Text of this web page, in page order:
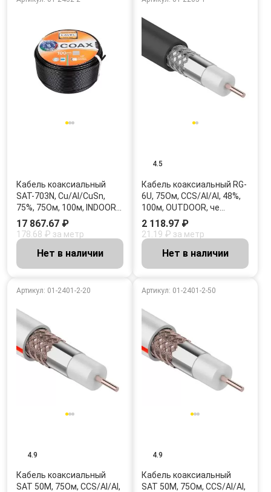
Кабель коаксиальный
SAT-703N, Cu/Al/CuSn,
75%, 75Ом, 100м, INDOOR…
17 867.67 ₽
178.68 ₽ за метр
Нет в наличии
4.5
Кабель коаксиальный RG-
6U, 75Ом, CCS/Al/Al, 48%,
100м, OUTDOOR, че…
2 118.97 ₽
21.19 ₽ за метр
Нет в наличии
Артикул: 01-2401-2-20
4.9
Кабель коаксиальный
SAT 50M, 75Ом, CCS/Al/Al,
Артикул: 01-2401-2-50
4.9
Кабель коаксиальный
SAT 50M, 75Ом, CCS/Al/Al,